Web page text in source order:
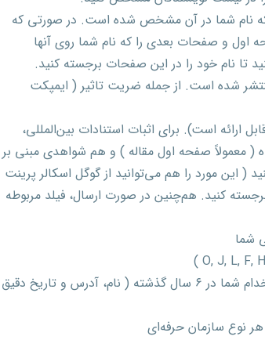
نام شما در آن مشخص شده است. در صورتی که
اول و صفحات بعدی را که نام شما روی آنها
تا نام خود را در این صفحات برجسته کنید.
شده است. از جمله ضریت تاثیر ( ایمپکت
ارائه است). برای اثبات استنادات بین‌المللی،
معمولاً صفحه اول مقاله ) و هم شواهدی مبنی بر
( این مورد را هم می‌توانید از گوگل اسکالر پرینت
کنید. هم‌چنین در صورت ارسال، فیلد مربوطه
شما
تکمیل رزومه فعلی خودتان که شامل سابقه استخدام شما در ۶ سال گذشته ( نام، آدرس و تاریخ دقیق
نوع سازمان حرفه‌ای